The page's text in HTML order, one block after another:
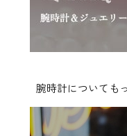
腕時計についても